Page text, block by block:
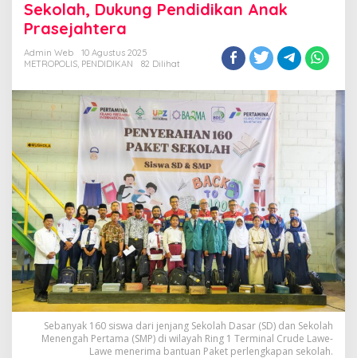
Sinergi
Paket
Perlengkapan
Dukung
Pendidikan
Anak
Prasejahtera
Sekolah, Dukung Pendidikan Anak
Prasejahtera
Admin Web
10 Agustus 2025
METROPOLIS PENDIDIKAN 82 Dilihat
Sebanyak 160 siswa dari jenjang Sekolah Dasar (SD) dan Sekolah
Menengah Pertama (SMP) di wilayah Ring 1 Terminal Crude Lawe-
Lawe menerima bantuan Paket perlengkapan sekolah.